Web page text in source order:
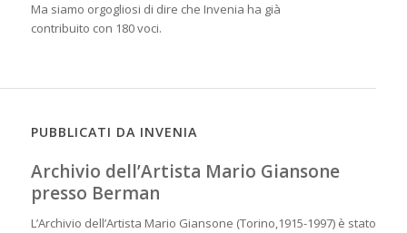
Ma siamo orgogliosi di dire che Invenia ha già
contribuito con 180 voci.
PUBBLICATI DA INVENIA
Archivio dell’Artista Mario Giansone
presso Berman
L’Archivio dell’Artista Mario Giansone (Torino,1915-1997) è stato